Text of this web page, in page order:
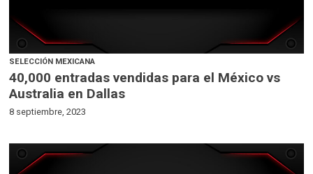
SELECCIÓN MEXICANA
40,000 entradas vendidas para el México vs
Australia en Dallas
8 septiembre, 2023